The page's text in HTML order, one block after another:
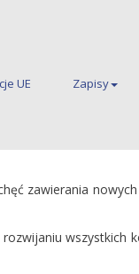
UE Zapisy
zawierania
wszystkich